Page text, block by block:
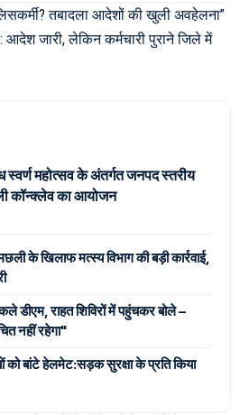
तबादला आदेशों की खुली अवहेलना”
जारी, लेकिन कर्मचारी पुराने जिले में
स्वर्ण महोत्सव के अंतर्गत जनपद स्तरीय
कॉन्क्लेव का आयोजन
के खिलाफ मत्स्य विभाग की बड़ी कार्रवाई,
डीएम, राहत शिविरों में पहुंचकर बोले –
नहीं रहेगा"
को बांटे हेलमेट:सड़क सुरक्षा के प्रति किया